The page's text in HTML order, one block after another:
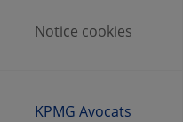
Notice cookies
KPMG Avocats